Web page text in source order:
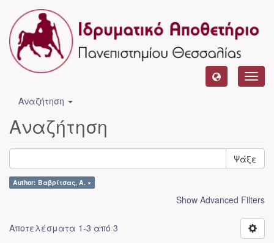
Αναζήτηση
Αναζήτηση
Ψάξε
Author: Βαβρίτσας, Α. ×
Show Advanced Filters
Αποτελέσματα 1-3 από 3